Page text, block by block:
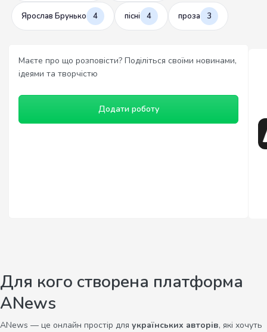
Ярослав Брунько 4 пісні 4 проза 3
Маєте про що розповісти? Поділіться своїми новинами,
ідеями та творчістю
Додати роботу
Для кого створена платформа
ANews
ANews — це онлайн простір для українських авторів, які хочуть